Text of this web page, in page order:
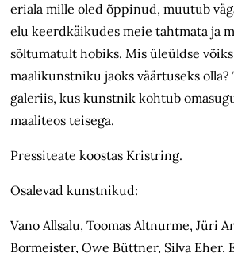
eriala mille oled õppinud, muutub
elu keerdkäikudes meie tahtmata ja
sõltumatult hobiks. Mis üleüldse
maalikunstniku jaoks väärtuseks olla?
galeriis, kus kunstnik kohtub
maaliteos teisega.
Pressiteate koostas Kristring.
Osalevad kunstnikud:
Vano Allsalu, Toomas Altnurme, Jüri
Bormeister, Owe Büttner, Silva Eher,